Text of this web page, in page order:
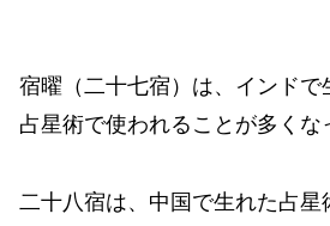
宿曜（二十七宿）は、インドで
占星術で使われることが多くな
二十八宿は、中国で生れた占星